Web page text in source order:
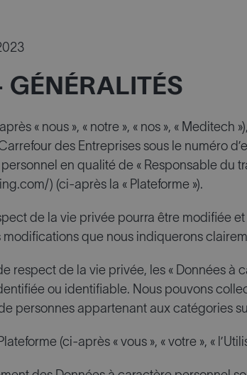
« nous », « notre », « nos », «
des Entreprises sous le numéro
en qualité de « Responsable du
) (ci-après la « Plateforme »).
de la vie privée pourra être modifiée
que nous indiquerons
respect de la vie privée, les « Données
ou identifiable. Nous pouvons
personnes appartenant aux catégories
(ci-après « vous », « votre », «